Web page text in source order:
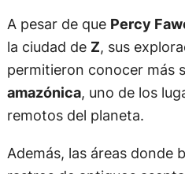
A pesar de que Percy
la ciudad de Z, sus
permitieron conocer más
amazónica, uno de los
remotos del planeta.
Además, las áreas donde